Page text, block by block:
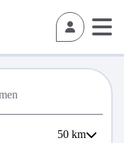
50 km